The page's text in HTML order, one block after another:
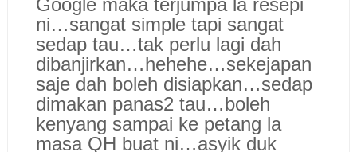
Google maka terjumpa la resepi
ni…sangat simple tapi sangat
sedap tau…tak perlu lagi dah
dibanjirkan…hehehe…sekejapan
saje dah boleh disiapkan…sedap
dimakan panas2 tau…boleh
kenyang sampai ke petang la
masa QH buat ni…asyik duk